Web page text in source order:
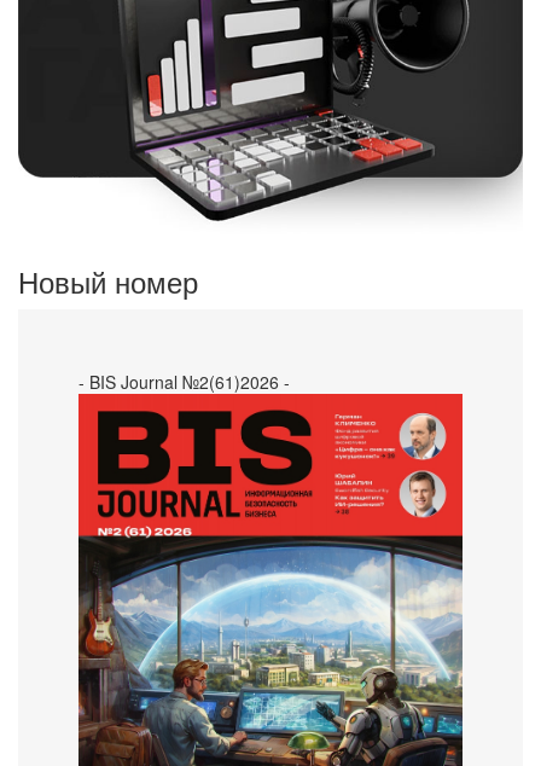
Новый номер
- BIS Journal №2(61)2026 -